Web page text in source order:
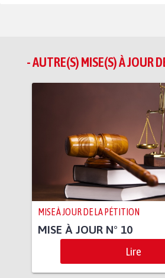
- AUTRE(S) MISE(S) À JOUR
MISE À JOUR DE LA PÉTITION
MISE À JOUR N° 10
Lire